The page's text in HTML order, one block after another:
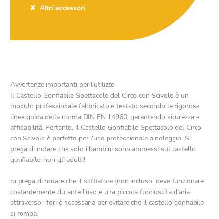
Altri accessori
Avvertenze importanti per l’utilizzo
Il Castello Gonfiabile Spettacolo del Circo con Scivolo è un
modulo professionale fabbricato e testato secondo le rigorose
linee guida della norma DIN EN 14960, garantendo sicurezza e
affidabilità. Pertanto, il Castello Gonfiabile Spettacolo del Circo
con Scivolo è perfetto per l’uso professionale a noleggio. Si
prega di notare che solo i bambini sono ammessi sul castello
gonfiabile, non gli adulti!
Si prega di notare che il soffiatore (non incluso) deve funzionare
costantemente durante l’uso e una piccola fuoriuscita d’aria
attraverso i fori è necessaria per evitare che il castello gonfiabile
si rompa.